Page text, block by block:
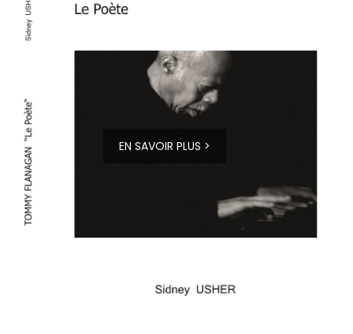
EN SAVOIR PLUS >